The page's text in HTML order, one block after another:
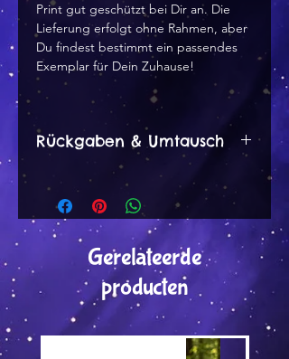
Print gut geschützt bei Dir an. Die
Lieferung erfolgt ohne Rahmen, aber
Du findest bestimmt ein passendes
Exemplar für Dein Zuhause!
Rückgaben & Umtausch
Rückgaben & Umtausch
Ich akzeptiere Rückgaben,
Umtäusche und Stornierungen
Kontaktiere mich innerhalb von:
14 Tagen nach der Lieferung
Sende Artikel zurück innerhalb
von: 21 Tagen nach der
Lieferung
Gerelateerde
producten